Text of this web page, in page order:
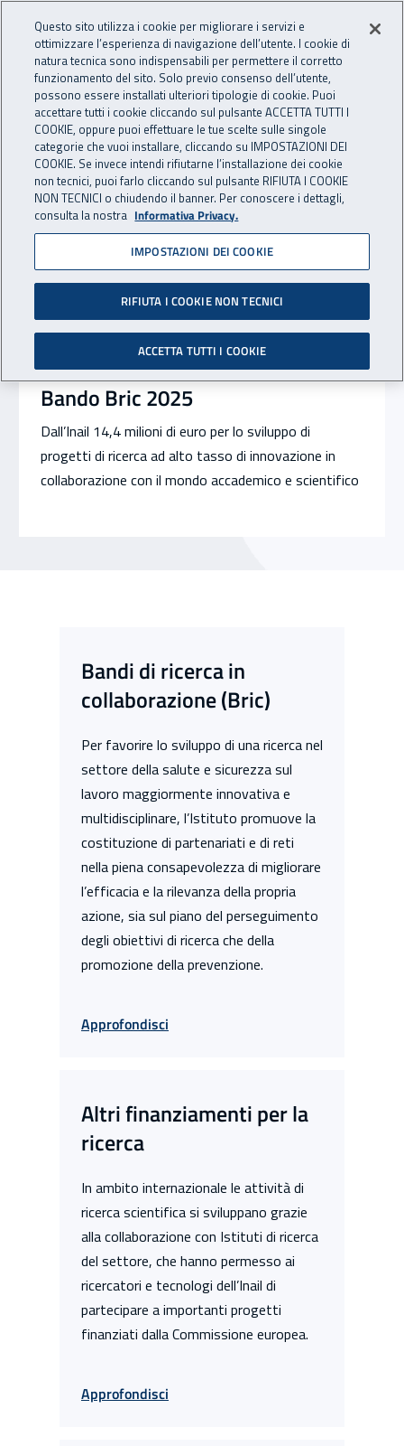
INAIL - Istituto Nazionale
RICERCA E
INNOVAZIONE
TECNOLOGICA
Apri cerca
Navigazione principale
Notizie in evidenza
Bando Bric 2025
Dall’Inail 14,4 milioni di euro per lo sviluppo di
progetti di ricerca ad alto tasso di innovazione in
collaborazione con il mondo accademico e scientifico
Bandi di ricerca in
collaborazione (Bric)
Per favorire lo sviluppo di una ricerca nel
settore della salute e sicurezza sul
lavoro maggiormente innovativa e
multidisciplinare, l’Istituto promuove la
costituzione di partenariati e di reti
nella piena consapevolezza di migliorare
l’efficacia e la rilevanza della propria
azione, sia sul piano del perseguimento
degli obiettivi di ricerca che della
promozione della prevenzione.
Approfondisci
Altri finanziamenti per la
ricerca
In ambito internazionale le attività di
ricerca scientifica si sviluppano grazie
alla collaborazione con Istituti di ricerca
del settore, che hanno permesso ai
ricercatori e tecnologi dell’Inail di
partecipare a importanti progetti
finanziati dalla Commissione europea.
Approfondisci
Questo sito utilizza i cookie per migliorare i servizi e
ottimizzare l’esperienza di navigazione dell’utente. I cookie di
natura tecnica sono indispensabili per permettere il corretto
funzionamento del sito. Solo previo consenso dell’utente,
possono essere installati ulteriori tipologie di cookie. Puoi
accettare tutti i cookie cliccando sul pulsante ACCETTA TUTTI I
COOKIE, oppure puoi effettuare le tue scelte sulle singole
categorie che vuoi installare, cliccando su IMPOSTAZIONI DEI
COOKIE. Se invece intendi rifiutarne l’installazione dei cookie
non tecnici, puoi farlo cliccando sul pulsante RIFIUTA I COOKIE
NON TECNICI o chiudendo il banner. Per conoscere i dettagli,
consulta la nostra Informativa Privacy.
IMPOSTAZIONI DEI COOKIE
RIFIUTA I COOKIE NON TECNICI
ACCETTA TUTTI I COOKIE